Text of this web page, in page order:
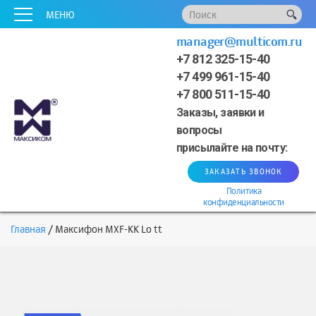
МЕНЮ
+7 812 325-15-40
+7 499 961-15-40
+7 800 511-15-40
Заказы, заявки и
вопросы
присылайте на почту:
manager@multicom.ru
ЗАКАЗАТЬ ЗВОНОК
Политика
конфиденциальности
Главная Максифон MXF-KK Lo tt
xxxxx